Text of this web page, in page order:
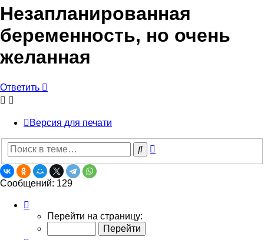
Незапланированная
беременность, но очень
желанная
Ответить
Версия для печати
Поиск
Сообщений: 129
13
Перейти на страницу: